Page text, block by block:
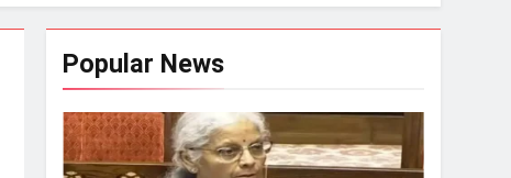
Popular News